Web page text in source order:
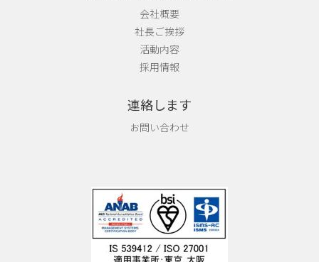
会社概要
社長ご挨拶
活動内容
採用情報
連絡します
お問い合わせ